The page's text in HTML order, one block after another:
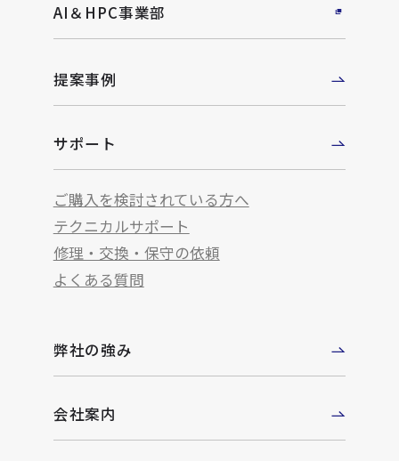
AI＆HPC事業部
提案事例
サポート
ご購入を検討されている方へ
テクニカルサポート
修理・交換・保守の依頼
よくある質問
弊社の強み
会社案内